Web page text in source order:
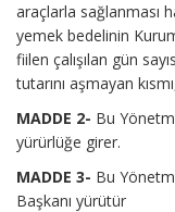
araçlarla sağlanması
yemek bedelinin
fiilen çalışılan gün
tutarını aşmayan
MADDE 2- Bu
yürürlüğe girer.
MADDE 3- Bu
Başkanı yürütür